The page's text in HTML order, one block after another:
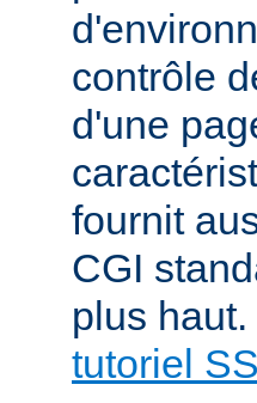
contrôle
d'une
fournit
CGI
plus
tutoriel